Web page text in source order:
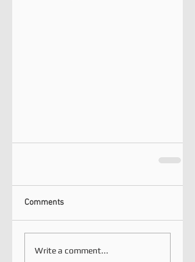
Comments
Write a comment...